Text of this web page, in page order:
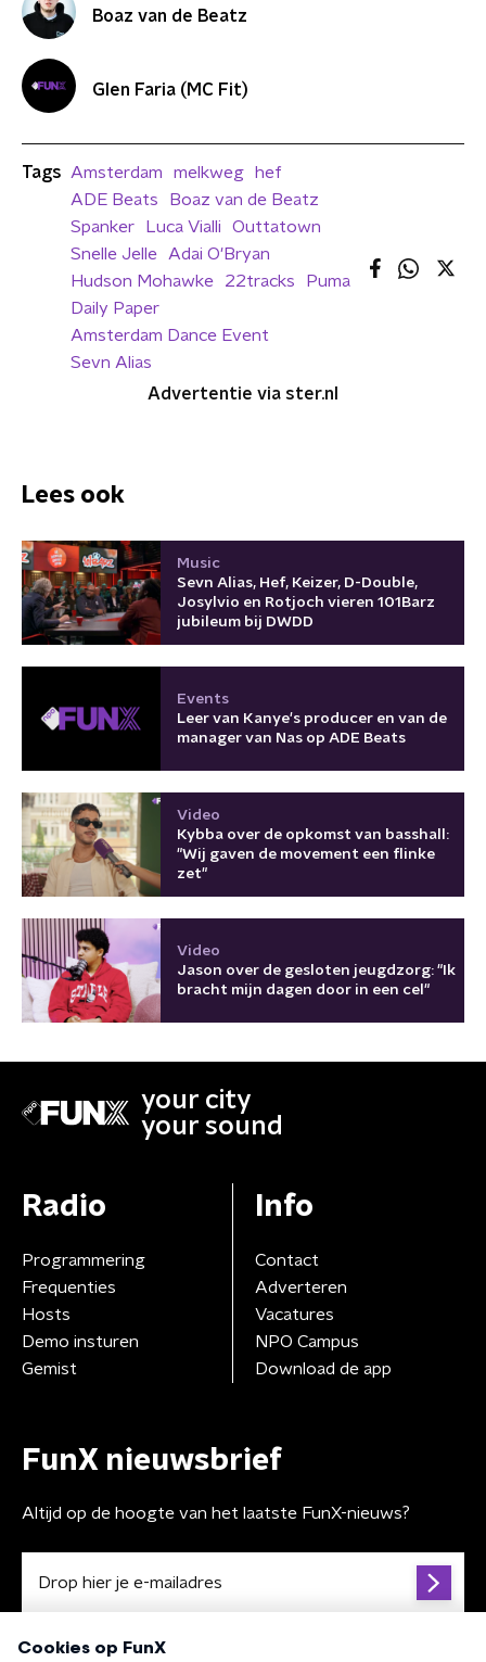
Boaz van de Beatz
Glen Faria (MC Fit)
Tags Amsterdam melkweg
hef
ADE Beats
Boaz van de Beatz
Spanker
Luca Vialli
Outtatown
Snelle Jelle
Adai O'Bryan
Hudson Mohawke
22tracks
Puma
Daily Paper
Amsterdam Dance Event
Sevn Alias
Advertentie via ster.nl
Lees ook
Music
Sevn Alias, Hef, Keizer, D-Double,
Josylvio en Rotjoch vieren 101Barz
jubileum bij DWDD
Events
Leer van Kanye's producer en van de
manager van Nas op ADE Beats
Video
Kybba over de opkomst van basshall:
"Wij gaven de movement een flinke
zet"
Video
Jason over de gesloten jeugdzorg: "Ik
bracht mijn dagen door in een cel"
your city
your sound
Radio
Programmering
Frequenties
Hosts
Demo insturen
Gemist
Info
Contact
Adverteren
Vacatures
NPO Campus
Download de app
FunX nieuwsbrief
Altijd op de hoogte van het laatste FunX-nieuws?